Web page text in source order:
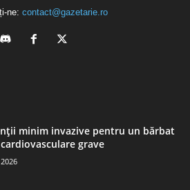
ne: contact@gazetarie.ro
minim invazive pentru un bărbat
grave